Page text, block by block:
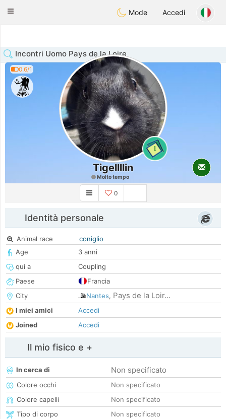
Animour
Toggle
Mode Accedi
Incontri Uomo Pays de la Loire
0.6/1
1
Tigellllin
Molto tempo
0
Identità personale
Animal race
coniglio
Age
3 anni
qui a
Coupling
Paese
Francia
City
Nantes, Pays de la Loir...
I miei amici
Accedi
Joined
Accedi
Il mio fisico e +
In cerca di Non specificato
Colore occhi
Non specificato
Colore capelli
Non specificato
Tipo di corpo
Non specificato